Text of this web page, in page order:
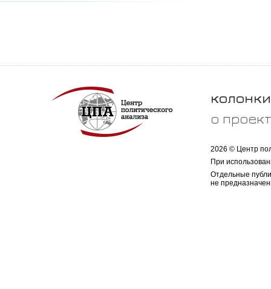
колонки
о
2026 © Центр
При
Отдельные
не